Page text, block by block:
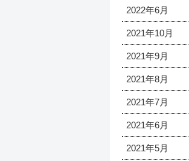
2022年6月
2021年10月
2021年9月
2021年8月
2021年7月
2021年6月
2021年5月